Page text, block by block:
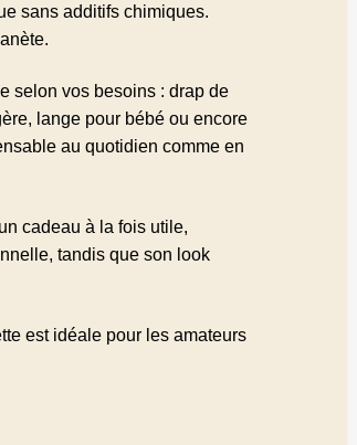
sans additifs chimiques.
selon vos besoins : drap de
lange pour bébé ou encore
au quotidien comme en
cadeau à la fois utile,
tandis que son look
est idéale pour les amateurs